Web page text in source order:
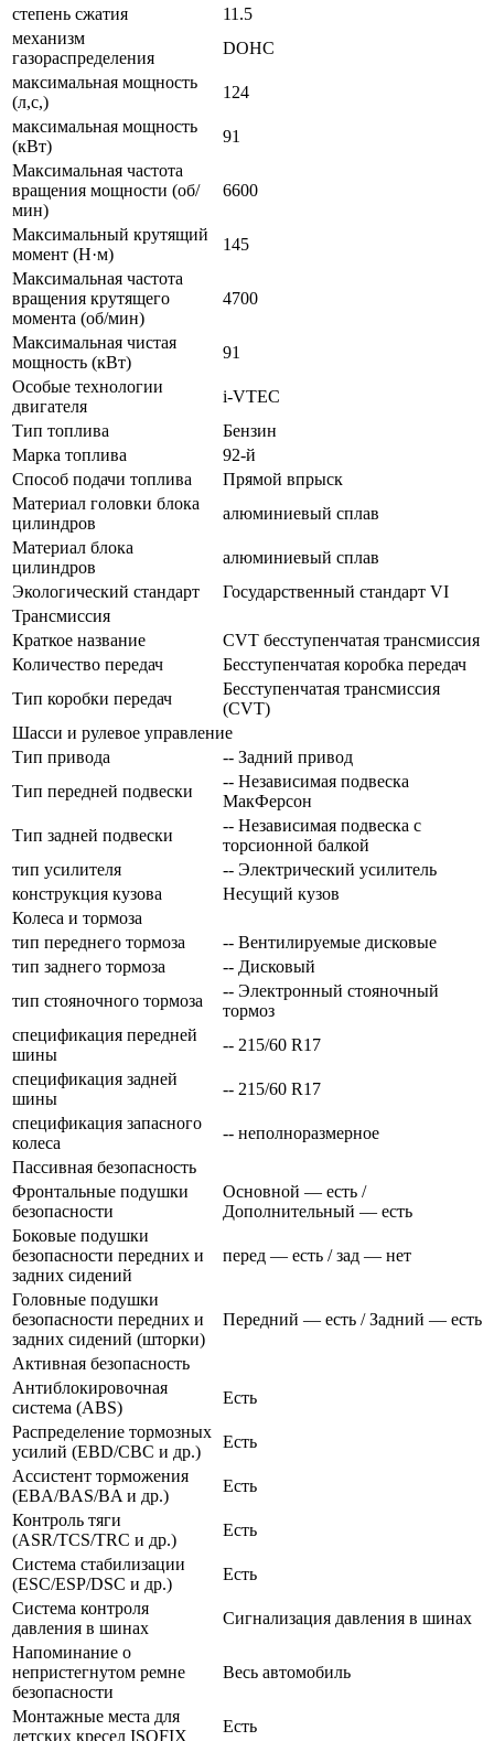
степень сжатия
11.5
механизм
газораспределения
DOHC
максимальная мощность
(л,с,)
124
максимальная мощность
(кВт)
91
Максимальная частота
вращения мощности (об/
мин)
6600
Максимальный крутящий
момент (Н·м)
145
Максимальная частота
вращения крутящего
момента (об/мин)
4700
Максимальная чистая
мощность (кВт)
91
Особые технологии
двигателя
i-VTEC
Тип топлива
Бензин
Марка топлива
92-й
Способ подачи топлива
Прямой впрыск
Материал головки блока
цилиндров
алюминиевый сплав
Материал блока
цилиндров
алюминиевый сплав
Экологический стандарт
Государственный стандарт VI
Трансмиссия
Краткое название
CVT бесступенчатая трансмиссия
Количество передач
Беcступенчатая коробка передач
Тип коробки передач
Бесступенчатая трансмиссия
(CVT)
Шасси и рулевое управление
Тип привода
-- Задний привод
Тип передней подвески
-- Независимая подвеска
МакФерсон
Тип задней подвески
-- Независимая подвеска с
торсионной балкой
тип усилителя
-- Электрический усилитель
конструкция кузова
Несущий кузов
Колеса и тормоза
тип переднего тормоза
-- Вентилируемые дисковые
тип заднего тормоза
-- Дисковый
тип стояночного тормоза
-- Электронный стояночный
тормоз
спецификация передней
шины
-- 215/60 R17
спецификация задней
шины
-- 215/60 R17
спецификация запасного
колеса
-- неполноразмерное
Пассивная безопасность
Фронтальные подушки
безопасности
Основной — есть /
Дополнительный — есть
Боковые подушки
безопасности передних и
задних сидений
перед — есть / зад — нет
Головные подушки
безопасности передних и
задних сидений (шторки)
Передний — есть / Задний — есть
Активная безопасность
Антиблокировочная
система (ABS)
Есть
Распределение тормозных
усилий (EBD/CBC и др.)
Есть
Ассистент торможения
(EBA/BAS/BA и др.)
Есть
Контроль тяги
(ASR/TCS/TRC и др.)
Есть
Система стабилизации
(ESC/ESP/DSC и др.)
Есть
Система контроля
давления в шинах
Сигнализация давления в шинах
Напоминание о
непристегнутом ремне
безопасности
Весь автомобиль
Монтажные места для
детских кресел ISOFIX
Есть